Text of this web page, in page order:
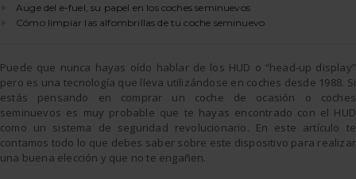
Auge del e-fuel, su papel en los coches seminuevos
Cómo limpiar las alfombrillas de tu coche seminuevo
Puede que nunca hayas oído hablar de los HUD o “head-up display”
pero es una tecnología que lleva utilizándose en coches desde 1988. Si
estás pensando en comprar un coche de ocasión o coches
seminuevos es muy probable que te hayas encontrado con el HUD
como un sistema de seguridad revolucionario. En este artículo te
contamos todo lo que debes saber sobre este dispositivo para realizar
una buena elección y que no te engañen.